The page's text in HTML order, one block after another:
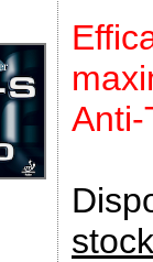
Anti-
stock